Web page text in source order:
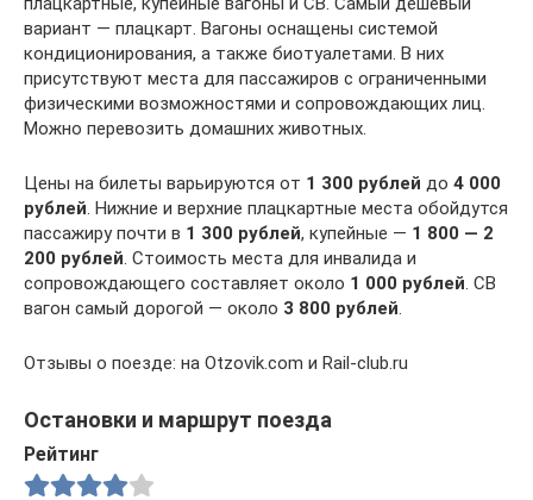
вариант — плацкарт. Вагоны оснащены системой
кондиционирования, а также биотуалетами. В них
присутствуют места для пассажиров с ограниченными
физическими возможностями и сопровождающих лиц.
Можно перевозить домашних животных.
Цены на билеты варьируются от 1 300 рублей до 4 000
рублей. Нижние и верхние плацкартные места обойдутся
пассажиру почти в 1 300 рублей, купейные — 1 800 — 2
200 рублей. Стоимость места для инвалида и
сопровождающего составляет около 1 000 рублей. СВ
вагон самый дорогой — около 3 800 рублей.
Отзывы о поезде: на Otzovik.com и Rail-club.ru
Остановки и маршрут поезда
Рейтинг